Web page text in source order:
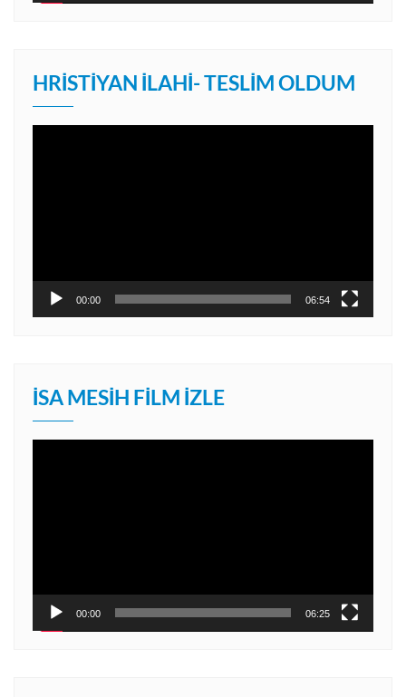
HRISTIYAN İLAHI- TESLIM OLDUM
00:00 06:54
İSA MESIH FILM İZLE
00:00 06:25